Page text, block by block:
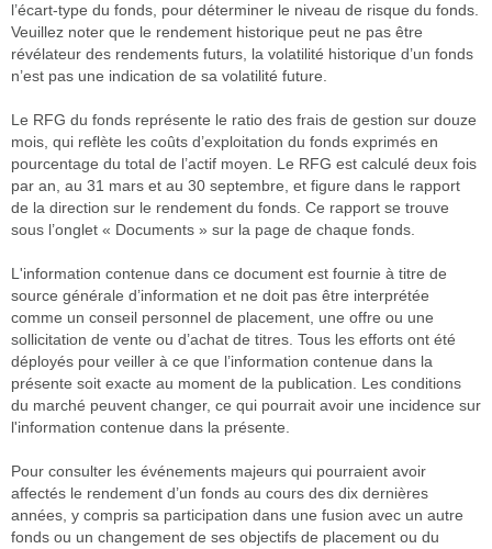
l’écart-type du fonds, pour déterminer le niveau de risque du fonds.
Veuillez noter que le rendement historique peut ne pas être
révélateur des rendements futurs, la volatilité historique d’un fonds
n’est pas une indication de sa volatilité future.
Le RFG du fonds représente le ratio des frais de gestion sur douze
mois, qui reflète les coûts d’exploitation du fonds exprimés en
pourcentage du total de l’actif moyen. Le RFG est calculé deux fois
par an, au 31 mars et au 30 septembre, et figure dans le rapport
de la direction sur le rendement du fonds. Ce rapport se trouve
sous l’onglet « Documents » sur la page de chaque fonds.
L'information contenue dans ce document est fournie à titre de
source générale d’information et ne doit pas être interprétée
comme un conseil personnel de placement, une offre ou une
sollicitation de vente ou d’achat de titres. Tous les efforts ont été
déployés pour veiller à ce que l’information contenue dans la
présente soit exacte au moment de la publication. Les conditions
du marché peuvent changer, ce qui pourrait avoir une incidence sur
l'information contenue dans la présente.
Pour consulter les événements majeurs qui pourraient avoir
affectés le rendement d’un fonds au cours des dix dernières
années, y compris sa participation dans une fusion avec un autre
fonds ou un changement de ses objectifs de placement ou du